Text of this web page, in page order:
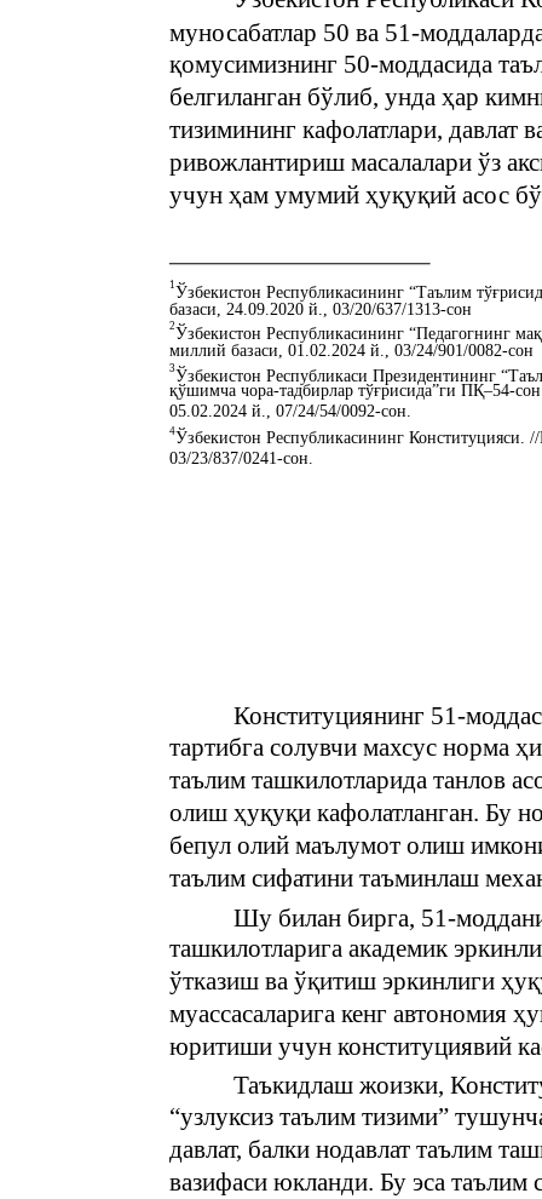
муносабатлар 50 ва 51-
қомусимизнинг 50-моддасида
белгиланган бўлиб, унда ҳар
тизимининг кафолатлари, давлат
ривожлантириш масалалари ўз
учун ҳам умумий ҳуқуқий асос
1Ўзбекистон Республикасининг “Таълим
базаси, 24.09.2020 й., 03/20/637/1313-сон
2Ўзбекистон Республикасининг “Педагогнинг
миллий базаси, 01.02.2024 й., 03/24/901/0082-сон
3Ўзбекистон Республикаси Президентининг
қўшимча чора-тадбирлар тўғрисида”ги ПҚ–54-
05.02.2024 й., 07/24/54/0092-сон.
4Ўзбекистон Республикасининг
03/23/837/0241-сон.
Конституциянинг 51-
тартибга солувчи махсус норма
таълим ташкилотларида танлов
олиш ҳуқуқи кафолатланган. Бу
бепул олий маълумот олиш
таълим сифатини таъминлаш
Шу билан бирга, 51-
ташкилотларига академик
ўтказиш ва ўқитиш эркинлиги
муассасаларига кенг автономия
юритиши учун конституциявий
Таъкидлаш жоизки,
“узлуксиз таълим тизими”
давлат, балки нодавлат таълим
вазифаси юкланди. Бу эса таълим